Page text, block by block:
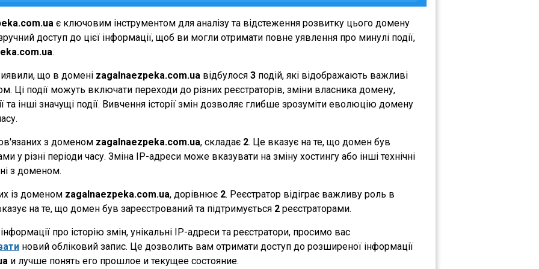
є ключовим інструментом для аналізу та відстеження розвитку цього домену
доступ до цієї інформації, щоб ви могли отримати повне уявлення про минулі події,
.
що в домені zagalnaezpeka.com.ua відбулося 3 подій, які відображають важливі
Ці події можуть включати переходи до різних реєстраторів, зміни власника домену,
та інші значущі події. Вивчення історії змін дозволяє глибше зрозуміти еволюцію домену
з доменом zagalnaezpeka.com.ua, складає 2. Це вказує на те, що домен був
у різні періоди часу. Зміна IP-адреси може вказувати на зміну хостингу або інші технічні
з доменом.
із доменом zagalnaezpeka.com.ua, дорівнює 2. Реєстратор відіграє важливу роль в
на те, що домен був зареєстрований та підтримується 2 реєстраторами.
про історію змін, унікальні IP-адреси та реєстратори, просимо вас
новий обліковий запис. Це дозволить вам отримати доступ до розширеної інформації
и лучше понять его прошлое и текущее состояние.